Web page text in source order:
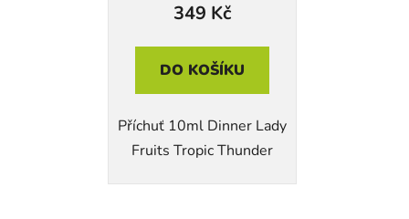
349 Kč
DO KOŠÍKU
Příchuť 10ml Dinner Lady
Fruits Tropic Thunder